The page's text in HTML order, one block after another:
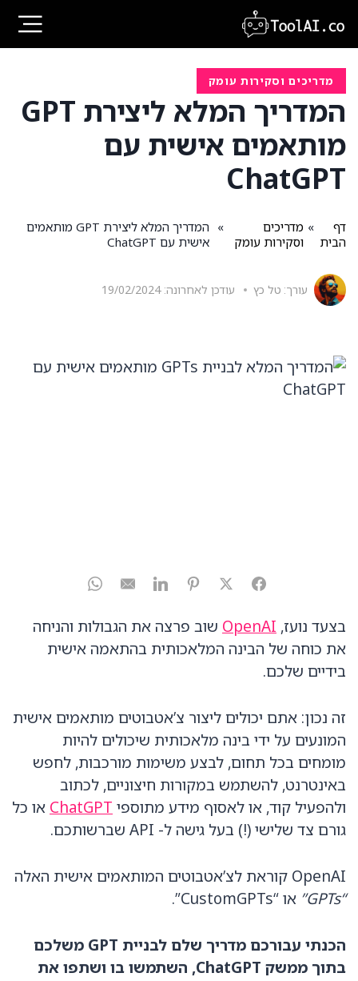
to
content
מדריכים וסקירות עומק
המדריך המלא ליצירת GPT
מותאמים אישית עם
ChatGPT
דף
הבית
» מדריכים
וסקירות עומק
»
המדריך המלא ליצירת GPT מותאמים
אישית עם ChatGPT
עורך: טל כץ עודכן לאחרונה: 19/02/2024
בצעד נועז, OpenAI שוב פרצה את הגבולות והניחה
את כוחה של הבינה המלאכותית בהתאמה אישית
בידיים שלכם.
זה נכון: אתם יכולים ליצור צ’אטבוטים מותאמים אישית
המונעים על ידי בינה מלאכותית שיכולים להיות
מומחים בכל תחום, לבצע משימות מורכבות, לחפש
באינטרנט, להשתמש במקורות חיצוניים, לכתוב
ולהפעיל קוד, או לאסוף מידע מתוספי ChatGPT או כל
גורם צד שלישי (!) בעל גישה ל- API שברשותכם.
OpenAI קוראת לצ’אטבוטים המותאמים אישית האלה
“GPTs”
או “CustomGPTs”.
הכנתי עבורכם מדריך שלם לבניית GPT משלכם
בתוך ממשק ChatGPT, השתמשו בו ושתפו את